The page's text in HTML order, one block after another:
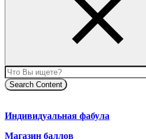
Search Content
body
Индивидуальная фабула
body
Магазин баллов